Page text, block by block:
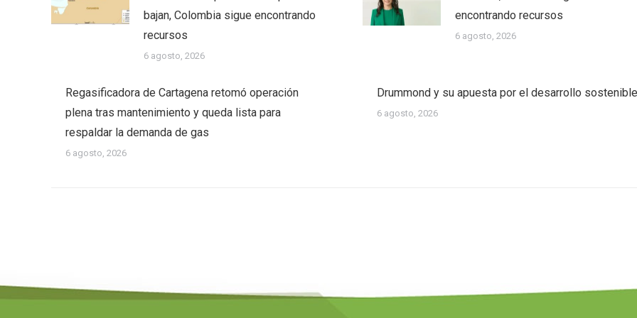
bajan, Colombia sigue encontrando
recursos
6 agosto, 2026
encontrando recursos
6 agosto, 2026
Regasificadora de Cartagena retomó operación
plena tras mantenimiento y queda lista para
respaldar la demanda de gas
6 agosto, 2026
Drummond y su apuesta por el desarrollo sostenible
6 agosto, 2026